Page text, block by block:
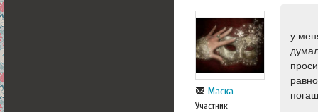
Маска
Участник
у